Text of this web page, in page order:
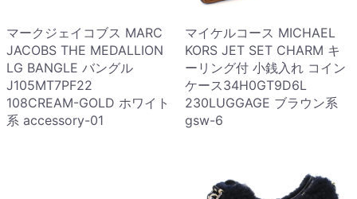
マークジェイコブス MARC
JACOBS THE MEDALLION
LG BANGLE バングル
J105MT7PF22
108CREAM-GOLD ホワイト
系 accessory-01
マイケルコース MICHAEL
KORS JET SET CHARM キ
ーリング付 小銭入れ コイン
ケース34H0GT9D6L
230LUGGAGE ブラウン系
gsw-6